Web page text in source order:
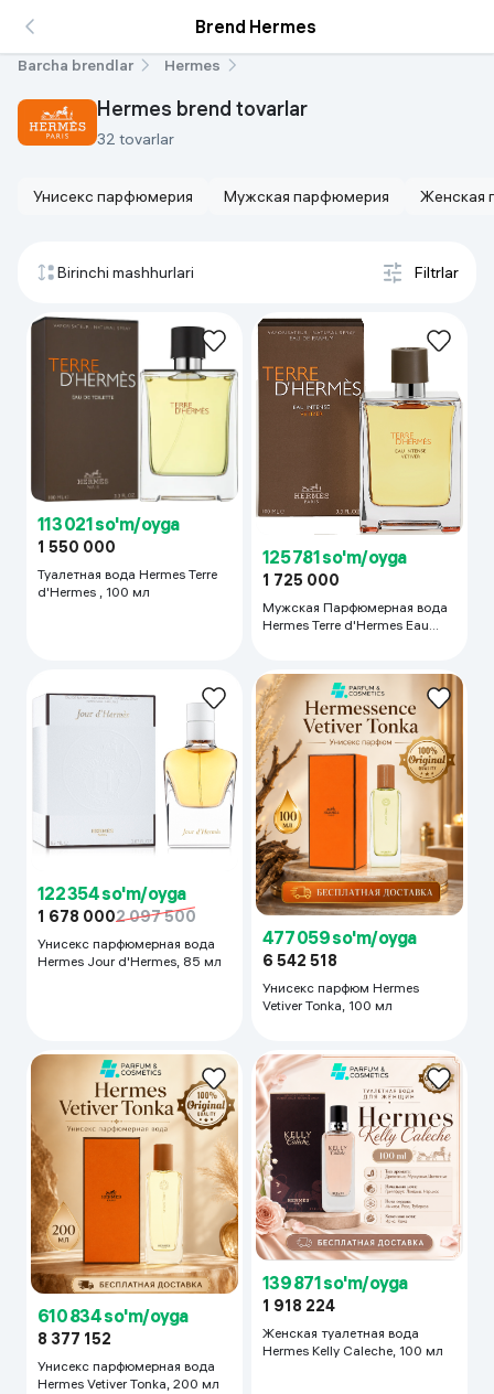
Brend Hermes
Barcha brendlar Hermes
Hermes brend tovarlar
32 tovarlar
Унисекс парфюмерия Мужская парфюмерия Женская
Birinchi mashhurlari Filtrlar
113 021 so'm/oyga
1 550 000
Туалетная вода Hermes Terre
d'Hermes , 100 мл
125 781 so'm/oyga
1 725 000
Мужская Парфюмерная вода
Hermes Terre d'Hermes Eau
122 354 so'm/oyga
1 678 0002 097 500
Унисекс парфюмерная вода
Hermes Jour d'Hermes, 85 мл
477 059 so'm/oyga
6 542 518
Унисекс парфюм Hermes
Vetiver Tonka, 100 мл
610 834 so'm/oyga
8 377 152
Унисекс парфюмерная вода
Hermes Vetiver Tonka, 200 мл
139 871 so'm/oyga
1 918 224
Женская туалетная вода
Hermes Kelly Caleche, 100 мл